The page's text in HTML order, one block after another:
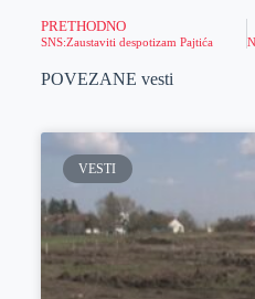
PRETHODNO
SNS:Zaustaviti despotizam Pajtića
POVEZANE vesti
VESTI